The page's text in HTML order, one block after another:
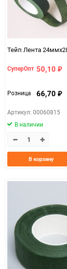
Тейп Лента
СуперОпт 50,10 ₽
Розница 66,70 ₽
Артикул: 00060815
В наличии
В корзину